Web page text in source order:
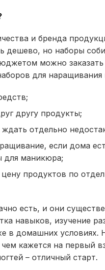
и бренда
дешево, но наборы
можно
для наращивания
другу продукты;
отдельно
если дома
для маникюра;
продуктов по
есть, и они
навыков, изучение
в домашних условиях.
кажется на первый
– отличный старт.